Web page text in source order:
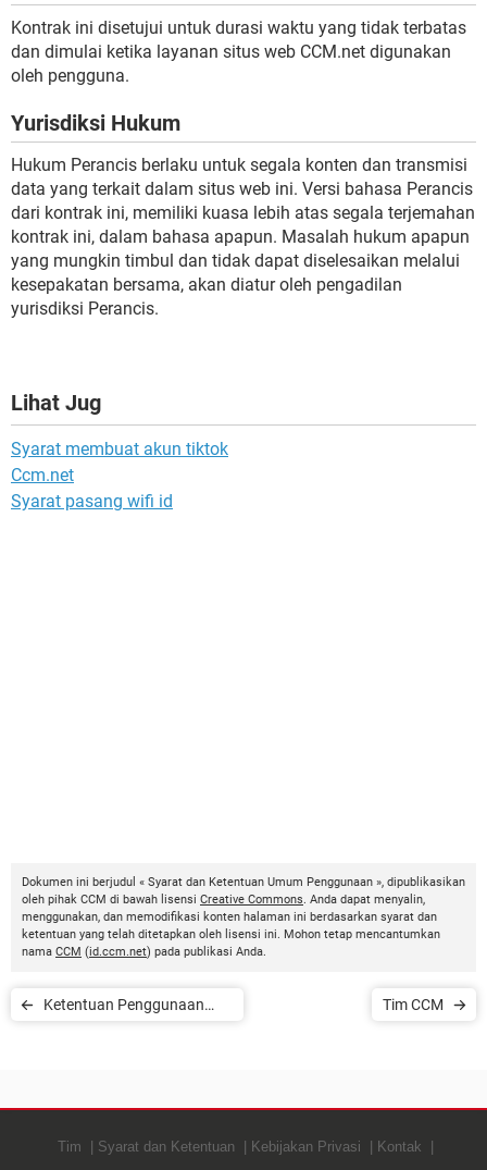
Kontrak ini disetujui untuk durasi waktu yang tidak terbatas
dan dimulai ketika layanan situs web CCM.net digunakan
oleh pengguna.
Yurisdiksi Hukum
Hukum Perancis berlaku untuk segala konten dan transmisi
data yang terkait dalam situs web ini. Versi bahasa Perancis
dari kontrak ini, memiliki kuasa lebih atas segala terjemahan
kontrak ini, dalam bahasa apapun. Masalah hukum apapun
yang mungkin timbul dan tidak dapat diselesaikan melalui
kesepakatan bersama, akan diatur oleh pengadilan
yurisdiksi Perancis.
Lihat Jug
Syarat membuat akun tiktok
Ccm.net
Syarat pasang wifi id
Dokumen ini berjudul « Syarat dan Ketentuan Umum Penggunaan », dipublikasikan
oleh pihak CCM di bawah lisensi Creative Commons. Anda dapat menyalin,
menggunakan, dan memodifikasi konten halaman ini berdasarkan syarat dan
ketentuan yang telah ditetapkan oleh lisensi ini. Mohon tetap mencantumkan
nama CCM (id.ccm.net) pada publikasi Anda.
Ketentuan Penggunaan
Tim CCM
Tim Syarat dan Ketentuan Kebijakan Privasi
Kontak